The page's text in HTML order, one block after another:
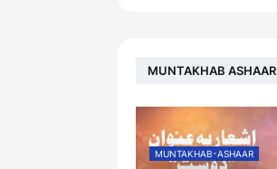
MUNTAKHAB ASHAAR
MUNTAKHAB-ASHAAR